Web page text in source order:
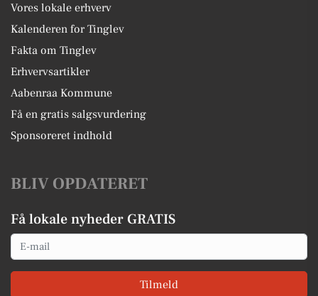
Vores lokale erhverv
Kalenderen for Tinglev
Fakta om Tinglev
Erhvervsartikler
Aabenraa Kommune
Få en gratis salgsvurdering
Sponsoreret indhold
BLIV OPDATERET
Få lokale nyheder GRATIS
Email
Tilmeld